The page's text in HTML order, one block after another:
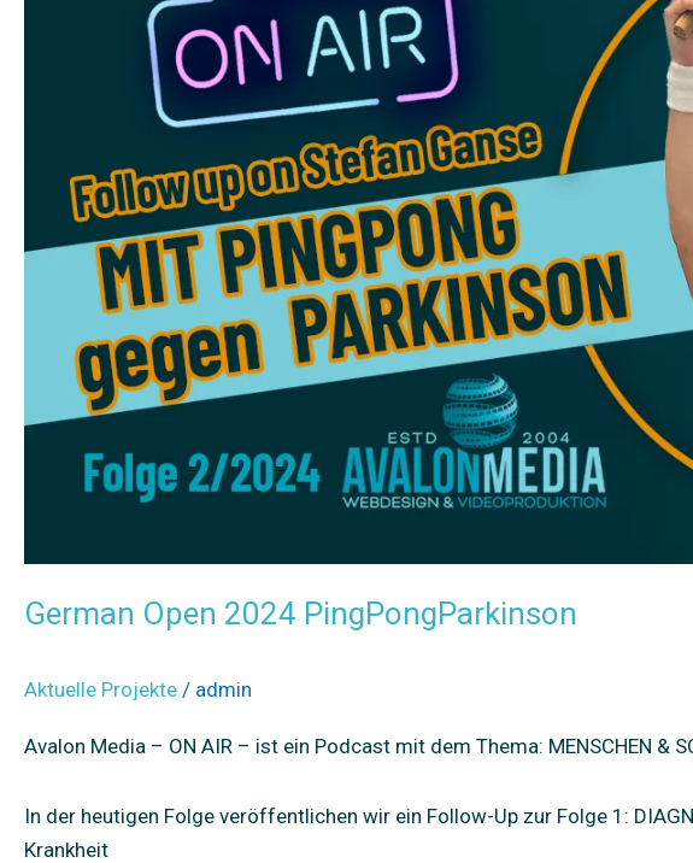
German Open 2024 PingPongParkinson
Aktuelle Projekte / admin
Avalon Media – ON AIR – ist ein Podcast mit dem Thema: MENSCHEN &
In der heutigen Folge veröffentlichen wir ein Follow-Up zur Folge 1:
Krankheit